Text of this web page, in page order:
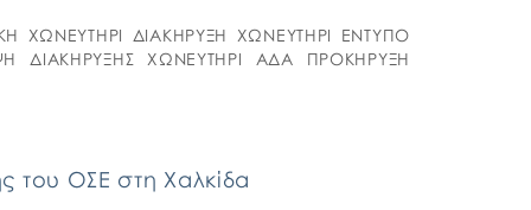
ΧΩΝΕΥΤΗΡΙ ΔΙΑΚΗΡΥΞΗ ΧΩΝΕΥΤΗΡΙ ΕΝΤΥΠΟ
ΔΙΑΚΗΡΥΞΗΣ ΧΩΝΕΥΤΗΡΙ ΑΔΑ ΠΡΟΚΗΡΥΞΗ
του ΟΣΕ στη Χαλκίδα